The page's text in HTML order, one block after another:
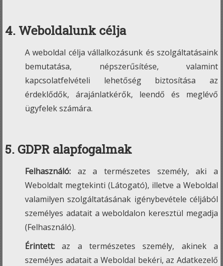
4. Weboldalunk célja
A weboldal célja vállalkozásunk és szolgáltatásaink
bemutatása, népszerűsítése, valamint
kapcsolatfelvételi lehetőség biztosítása az
érdeklődők, árajánlatkérők, leendő és meglévő
ügyfelek számára.
5. GDPR alapfogalmak
Felhasználó: az a természetes személy, aki a
Weboldalt megtekinti (Látogató), illetve a Weboldal
valamilyen szolgáltatásának igénybevétele céljából
személyes adatait a weboldalon keresztül megadja
(Felhasználó).
Érintett:az a természetes személy, akinek a
személyes adatait a Weboldal bekéri, az Adatkezelő